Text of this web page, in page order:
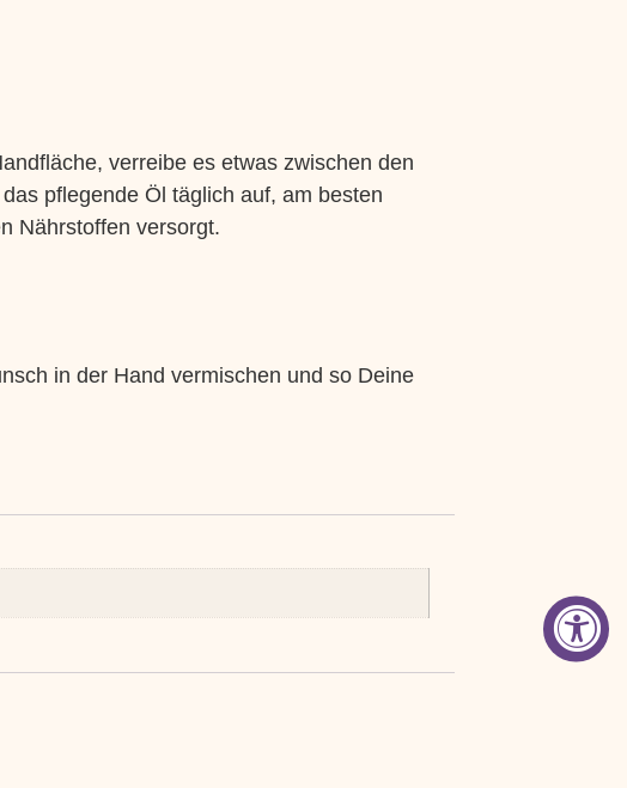
verreibe es etwas zwischen den
pflegende Öl täglich auf, am besten
Nährstoffen versorgt.
in der Hand vermischen und so Deine